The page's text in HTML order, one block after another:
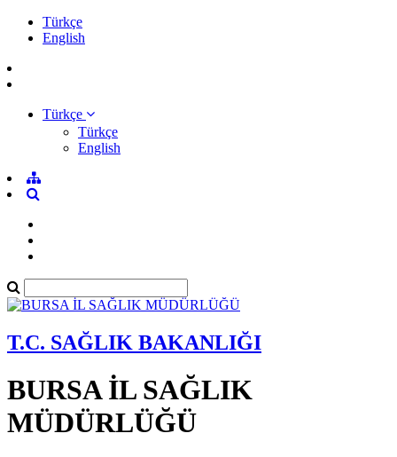
Türkçe
English
Türkçe
Türkçe
English
T.C. SAĞLIK BAKANLIĞI
BURSA İL SAĞLIK
MÜDÜRLÜĞÜ